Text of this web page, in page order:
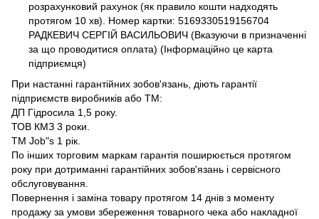
розрахунковий рахунок (як правило кошти надходять
протягом 10 хв). Номер картки: 5169330519156704
РАДКЕВИЧ СЕРГІЙ ВАСИЛЬОВИЧ (Вказуючи в призначенні
за що проводитися оплата) (Інформаційно це карта
підприємця)
При настанні гарантійних зобов'язань, діють гарантії
підприємств виробників або ТМ:
ДП Гідросила 1,5 року.
ТОВ КМЗ 3 роки.
ТМ Job"s 1 рік.
По інших торговим маркам гарантія поширюється протягом
року при дотриманні гарантійних зобов'язань і сервісного
обслуговування.
Повернення і заміна товару протягом 14 днів з моменту
продажу за умови збереження товарного чека або накладної